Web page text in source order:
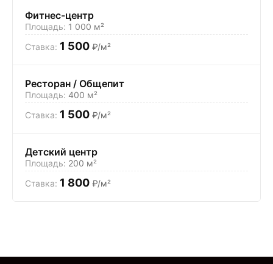
Фитнес-центр
1 000 м²
1 500 ₽/м²
Ресторан / Общепит
400 м²
1 500 ₽/м²
Детский центр
200 м²
1 800 ₽/м²